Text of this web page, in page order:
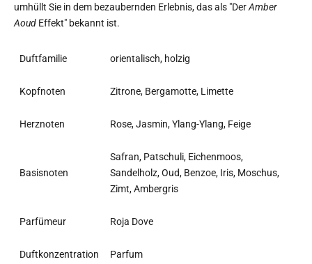
umhüllt Sie in dem bezaubernden Erlebnis, das als "DerAmber
Aoud Effekt" bekannt ist.
Duftfamilie orientalisch, holzig
Kopfnoten Zitrone, Bergamotte, Limette
Herznoten Rose, Jasmin, Ylang-Ylang, Feige
Basisnoten
Safran, Patschuli, Eichenmoos,
Sandelholz, Oud, Benzoe, Iris, Moschus,
Zimt, Ambergris
Parfümeur Roja Dove
Duftkonzentration Parfum